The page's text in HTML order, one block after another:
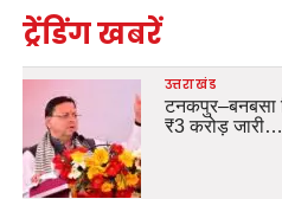
ट्रेंडिंग खबरें
उत्तराखंड
टनकपुर–बनबसा
₹3 करोड़ जारी…